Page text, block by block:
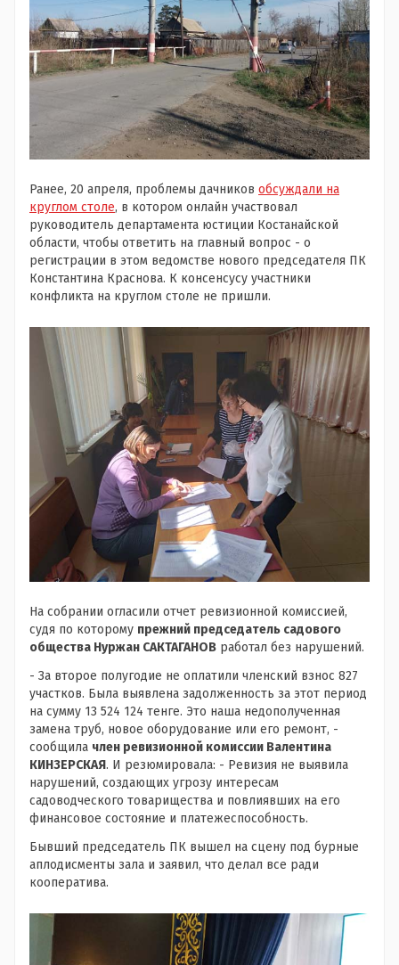
Ранее, 20 апреля, проблемы дачников обсуждали на
круглом столе, в котором онлайн участвовал
руководитель департамента юстиции Костанайской
области, чтобы ответить на главный вопрос - о
регистрации в этом ведомстве нового председателя ПК
Константина Краснова. К консенсусу участники
конфликта на круглом столе не пришли.
На собрании огласили отчет ревизионной комиссией,
судя по которому прежний председатель садового
общества Нуржан САКТАГАНОВ работал без нарушений.
- За второе полугодие не оплатили членский взнос 827
участков. Была выявлена задолженность за этот период
на сумму 13 524 124 тенге. Это наша недополученная
замена труб, новое оборудование или его ремонт, -
сообщила член ревизионной комиссии Валентина
КИНЗЕРСКАЯ. И резюмировала: - Ревизия не выявила
нарушений, создающих угрозу интересам
садоводческого товарищества и повлиявших на его
финансовое состояние и платежеспособность.
Бывший председатель ПК вышел на сцену под бурные
аплодисменты зала и заявил, что делал все ради
кооператива.